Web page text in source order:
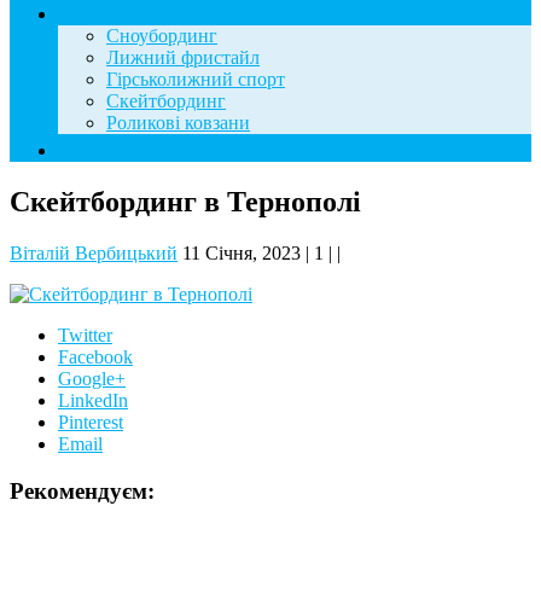
Сноубординг
Лижний фристайл
Гірськолижний спорт
Скейтбординг
Роликові ковзани
Скейтбординг в Тернополі
Віталій Вербицький 11 Січня, 2023 | 1 | |
Twitter
Facebook
Google+
LinkedIn
Pinterest
Email
Рекомендуєм: